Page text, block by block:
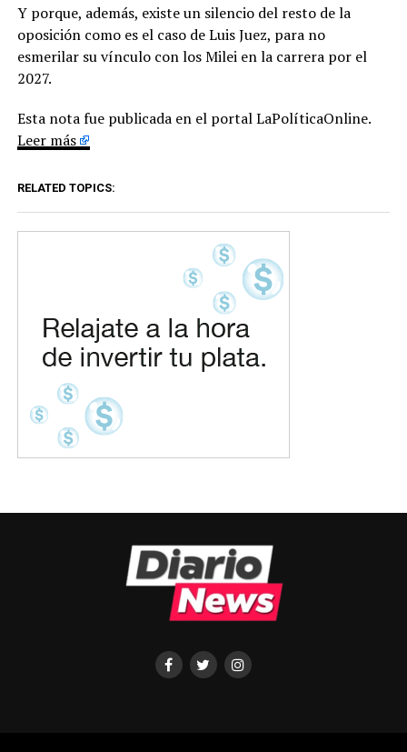
Y porque, además, existe un silencio del resto de la
oposición como es el caso de Luis Juez, para no
esmerilar su vínculo con los Milei en la carrera por el
2027.
Esta nota fue publicada en el portal LaPolíticaOnline.
Leer más
RELATED TOPICS: